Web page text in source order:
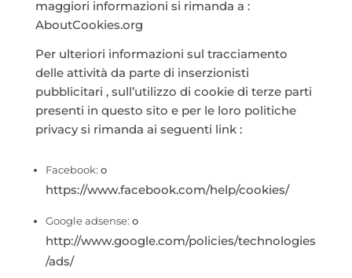
maggiori informazioni si rimanda a :
AboutCookies.org
Per ulteriori informazioni sul tracciamento
delle attività da parte di inserzionisti
pubblicitari , sull’utilizzo di cookie di terze parti
presenti in questo sito e per le loro politiche
privacy si rimanda ai seguenti link :
Facebook: o
https://www.facebook.com/help/cookies/
Google adsense: o
http://www.google.com/policies/technologies
/ads/